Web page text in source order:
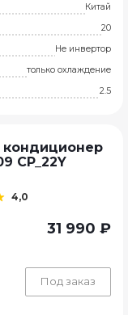
Китай
20
Не инвертор
только охлаждение
2.5
СP_22Y
4,0
31 990 ₽
Под заказ